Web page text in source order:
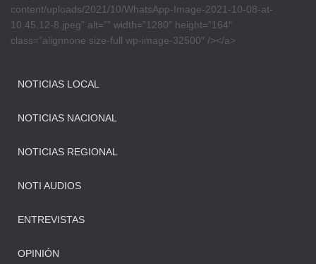
content/uploads/2021/10/WhatsApp-Image-2021-10-08-at-
10.45.12-8.jpeg” alt=”” width=”1280″ height=”164″
class=”alignnone size-full wp-image-32500″ /></a>
NOTICIAS LOCAL
NOTICIAS NACIONAL
NOTICIAS REGIONAL
NOTI AUDIOS
ENTREVISTAS
OPINIÓN